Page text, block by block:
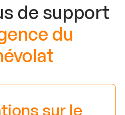
de support
du
sur le